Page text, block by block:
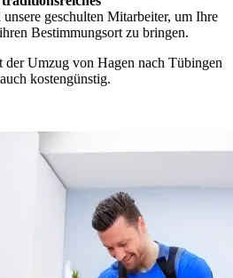
unsere geschulten Mitarbeiter, um Ihre
Bestimmungsort zu bringen.
Umzug von Hagen nach Tübingen
kostengünstig.